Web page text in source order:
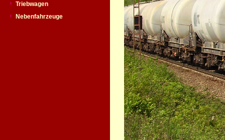
Triebwagen
Nebenfahrzeuge